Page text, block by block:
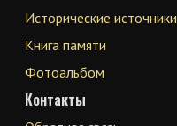
Исторические источники
Книга памяти
Фотоальбом
Контакты